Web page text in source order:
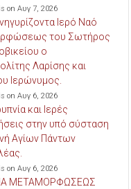
on Αυγ 7, 2026
Ιερό Ναό
του Σωτήρος
ο
Λαρίσης και
Ιερώνυμος.
on Αυγ 6, 2026
και Ιερές
στην υπό σύσταση
Αγίων Πάντων
on Αυγ 6, 2026
ΜΕΤΑΜΟΡΦΩΣΕΩΣ